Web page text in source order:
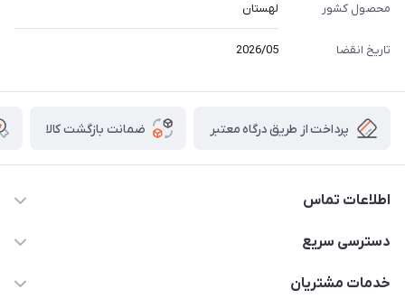
محصول کشور لهستان
تاریخ انقضا 2026/05
پرداخت از طریق درگاه معتبر ضمانت بازگشت کالا
اطلاعات تماس
09141934659
دسترسی سریع
حساب کاربری
خدمات مشتریان